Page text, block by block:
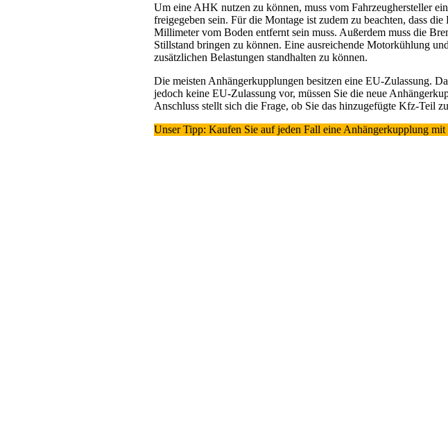
Um eine AHK nutzen zu können, muss vom Fahrzeughersteller
freigegeben sein. Für die Montage ist zudem zu beachten, dass
Millimeter vom Boden entfernt sein muss. Außerdem muss die
Stillstand bringen zu können. Eine ausreichende Motorkühlung
zusätzlichen Belastungen standhalten zu können.
Die meisten Anhängerkupplungen besitzen eine EU-Zulassung.
jedoch keine EU-Zulassung vor, müssen Sie die neue
Anschluss stellt sich die Frage, ob Sie das hinzugefügte Kfz-Teil
Unser Tipp: Kaufen Sie auf jeden Fall eine Anhängerkupplung mit